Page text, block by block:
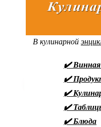
В кулинарной
✔️ Винная
✔️
✔️
✔️
✔️ Блюда